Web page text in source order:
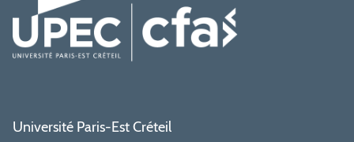
Université Paris-Est Créteil